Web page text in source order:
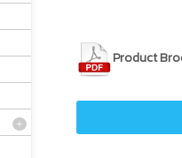
Product